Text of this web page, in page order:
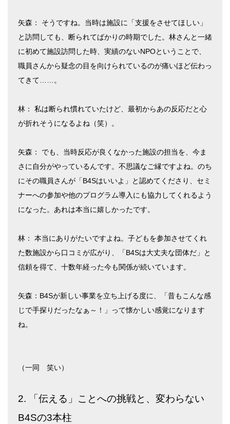
矢森： そうですね。当時は施設に「支援をさせてほしい」
と訪問しても、断られてばかりの時期でした。林さんと一緒
に初めて施設訪問した時、実績のないNPOということで、
職員さんから疑念の目を向けられているのが痛いほど伝わっ
てきて……。
林： 私は断られ慣れていたけど、最初からあの反応だと心
が折れそうになるよね（笑）。
矢森： でも、当時反応が良くなかった施設の担当を、今ま
さに自分がやっているんです。不思議なご縁ですよね。のち
にその職員さんが「B4Sはいいよ」と認めてくださり、セミ
ナーへの参加や他のプログラム導入にも協力してくれるよう
になった。あれは本当に嬉しかったです。
林： 本当にありがたいですよね。子どもを参加させてくれ
た数施設から口コミが広がり、「B4Sは大丈夫な団体だ」と
信頼を得て、十数年経った今も関係が続いています。
矢森：B4Sが新しい事業を立ち上げる度に、「昔もこんな感
じで手探りだったなぁ～！」って懐かしい感覚になります
ね。
（一同 笑い）
2. 「伝える」ことへの挑戦と、変わらない
B4Sの3本柱